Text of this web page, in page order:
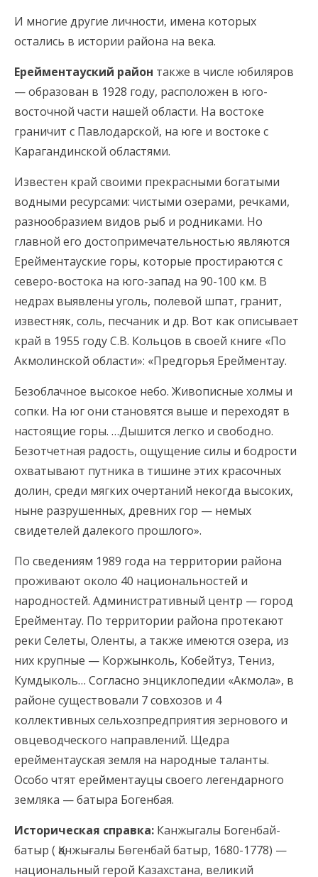
И многие другие личности, имена которых
остались в истории района на века.
Ерейментауский район также в числе юбиляров
— образован в 1928 году, расположен в юго-
восточной части нашей области. На востоке
граничит с Павлодарской, на юге и востоке с
Карагандинской областями.
Известен край своими прекрасными богатыми
водными ресурсами: чистыми озерами, речками,
разнообразием видов рыб и родниками. Но
главной его достопримечательностью являются
Ерейментауские горы, которые простираются с
северо-востока на юго-запад на 90-100 км. В
недрах выявлены уголь, полевой шпат, гранит,
известняк, соль, песчаник и др. Вот как описывает
край в 1955 году С.В. Кольцов в своей книге «По
Акмолинской области»: «Предгорья Ерейментау.
Безоблачное высокое небо. Живописные холмы и
сопки. На юг они становятся выше и переходят в
настоящие горы. …Дышится легко и свободно.
Безотчетная радость, ощущение силы и бодрости
охватывают путника в тишине этих красочных
долин, среди мягких очертаний некогда высоких,
ныне разрушенных, древних гор — немых
свидетелей далекого прошлого».
По сведениям 1989 года на территории района
проживают около 40 национальностей и
народностей. Административный центр — город
Ерейментау. По территории района протекают
реки Селеты, Оленты, а также имеются озера, из
них крупные — Коржынколь, Кобейтуз, Тениз,
Кумдыколь… Согласно энциклопедии «Акмола», в
районе существовали 7 совхозов и 4
коллективных сельхозпредприятия зернового и
овцеводческого направлений. Щедра
ерейментауская земля на народные таланты.
Особо чтят ерейментауцы своего легендарного
земляка — батыра Богенбая.
Историческая справка: Канжыгалы Богенбай-
батыр ( Қанжығалы Бөгенбай батыр, 1680-1778) —
национальный герой Казахстана, великий